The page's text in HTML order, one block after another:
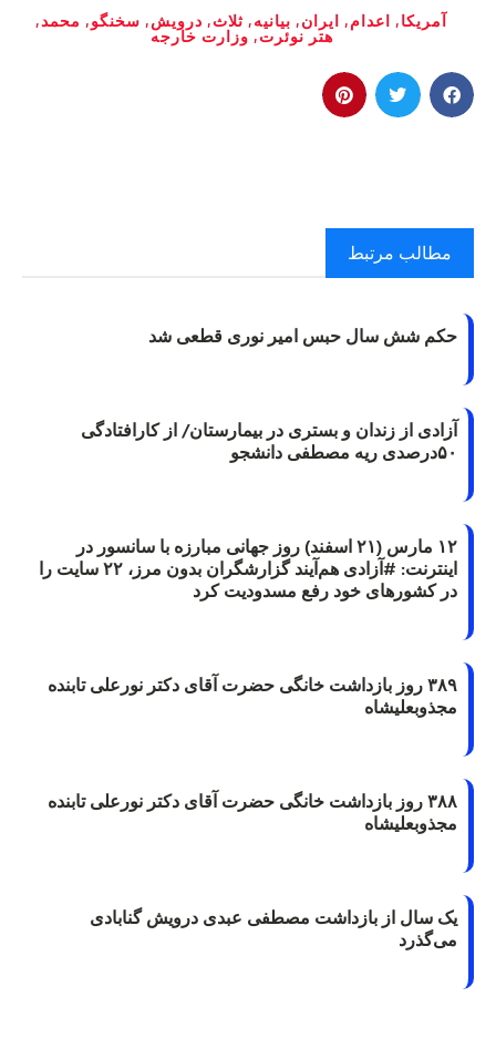
آمریکا, اعدام, ایران, بیانیه, ثلاث, درویش, سخنگو, محمد,
هتر نوئرت, وزارت خارجه
مطالب مرتبط
حکم شش سال حبس امیر نوری قطعی شد
آزادی از زندان و بستری در بیمارستان/ از کارافتادگی
۵۰درصدی ریه مصطفی دانشجو
۱۲ مارس (۲۱ اسفند) روز جهانی مبارزه با سانسور در
اینترنت: #آزادی هم‌آیند گزارشگران‌ بدون مرز، ۲۲ سایت را
در کشورهای خود رفع مسدودیت کرد
۳۸۹ روز بازداشت خانگی حضرت آقای دکتر نورعلی تابنده
مجذوبعلیشاه
۳۸۸ روز بازداشت خانگی حضرت آقای دکتر نورعلی تابنده
مجذوبعلیشاه
یک سال از بازداشت مصطفی عبدی درویش گنابادی
می‌گذرد